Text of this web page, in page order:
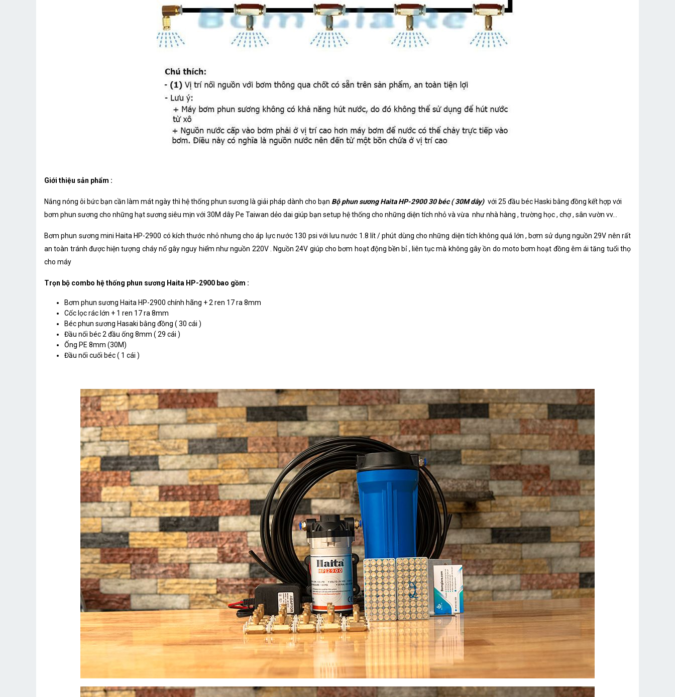
Giới thiệu sản phẩm :
Nắng nóng ôi bức bạn cần làm mát ngày thì hệ thống phun sương là giải pháp dành cho bạn Bộ phun sương Haita HP-2900 30 béc ( 30M dây) với 25 đầu béc Haski bằng đồng kết hợp với
bơm phun sương cho những hạt sương siêu mịn với 30M dây Pe Taiwan dẻo dai giúp bạn setup hệ thống cho những diện tích nhỏ và vừa như nhà hàng , trường học , chợ , sân vườn vv...
Bơm phun sương mini Haita HP-2900 có kích thước nhỏ nhưng cho áp lực nước 130 psi với lưu nước 1.8 lít / phút dùng cho những diện tích không quá lớn , bơm sử dụng nguồn 29V nên rất
an toàn tránh được hiện tượng cháy nổ gây nguy hiểm như nguồn 220V . Nguồn 24V giúp cho bơm hoạt động bền bỉ , liên tục mà không gây ồn do moto bơm hoạt đồng êm ái tăng tuổi thọ
cho máy
Trọn bộ combo hệ thống phun sương Haita HP-2900 bao gồm :
Bơm phun sương Haita HP-2900 chính hãng + 2 ren 17 ra 8mm
Cốc lọc rác lớn + 1 ren 17 ra 8mm
Béc phun sương Hasaki bằng đồng ( 30 cái )
Đầu nối béc 2 đầu ống 8mm ( 29 cái )
Ống PE 8mm (30M)
Đầu nối cuối béc ( 1 cái )